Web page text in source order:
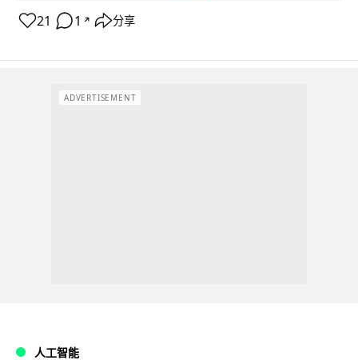
21 1 ↗ 分享
ADVERTISEMENT
人工智能